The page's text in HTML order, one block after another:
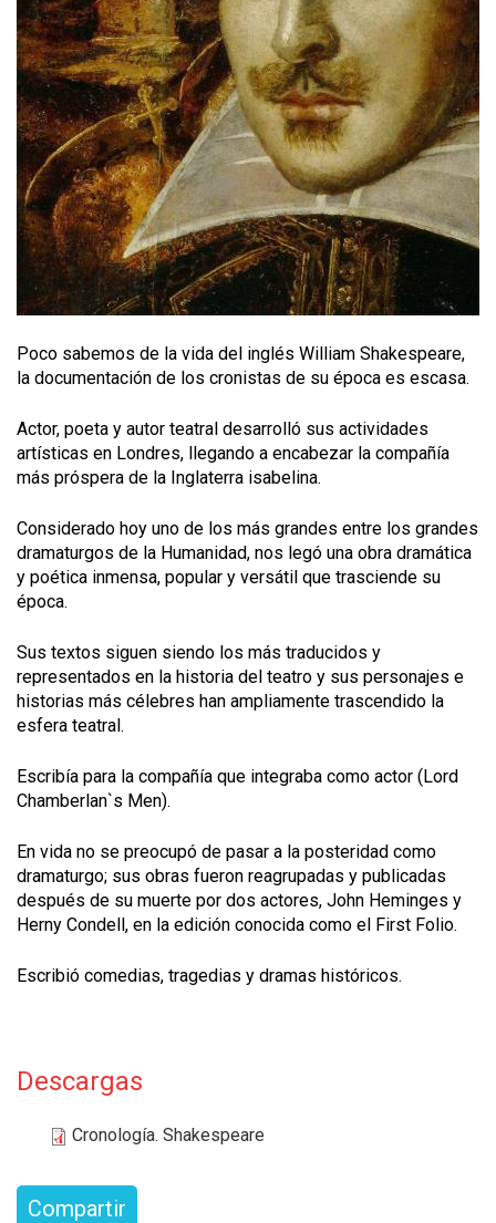
Poco sabemos de la vida del inglés William Shakespeare,
la documentación de los cronistas de su época es escasa.
Actor, poeta y autor teatral desarrolló sus actividades
artísticas en Londres, llegando a encabezar la compañía
más próspera de la Inglaterra isabelina.
Considerado hoy uno de los más grandes entre los grandes
dramaturgos de la Humanidad, nos legó una obra dramática
y poética inmensa, popular y versátil que trasciende su
época.
Sus textos siguen siendo los más traducidos y
representados en la historia del teatro y sus personajes e
historias más célebres han ampliamente trascendido la
esfera teatral.
Escribía para la compañía que integraba como actor (Lord
Chamberlan`s Men).
En vida no se preocupó de pasar a la posteridad como
dramaturgo; sus obras fueron reagrupadas y publicadas
después de su muerte por dos actores, John Heminges y
Herny Condell, en la edición conocida como el First Folio.
Escribió comedias, tragedias y dramas históricos.
Descargas
Cronología. Shakespeare
Compartir